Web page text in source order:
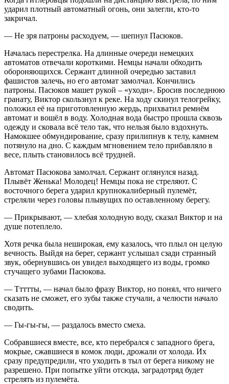
ударил плотный автоматный огонь, они залегли, кто-то
закричал.
— Не зря патроны расходуем, — шепнул Пасюков.
Началась перестрелка. На длинные очереди немецких
автоматов отвечали короткими. Немцы начали обходить
обороняющихся. Сержант длинной очередью заставил
фашистов залечь, но его автомат замолчал. Кончились
патроны. Пасюков машет рукой – «уходи». Бросив последнюю
гранату, Виктор скользнул к реке. На ходу скинул телогрейку,
положил её на приготовленную жердь, прихватил ремнём
автомат и вошёл в воду. Холодная вода быстро прошла сквозь
одежду и сковала всё тело так, что нельзя было вздохнуть.
Намокшее обмундирование, сразу прилипнув к телу, камнем
потянуло на дно. С каждым мгновением тело прибавляло в
весе, плыть становилось всё трудней.
Автомат Пасюкова замолчал. Сержант оглянулся назад.
Плывёт Женька! Молодец! Немцы пока не стреляют. С
восточного берега ударил крупнокалиберный пулемёт,
стреляли через головы плывущих по оставленному берегу.
— Прикрывают, — хлебая холодную воду, сказал Виктор и на
душе потеплело.
Хотя речка была неширокая, ему казалось, что плыл он целую
вечность. Выйдя на берег, сержант услышал сзади странный
звук, обернувшись он увидел выходящего из воды, громко
стучащего зубами Пасюкова.
— Ттттты, — начал было фразу Виктор, но понял, что ничего
сказать не сможет, его зубы также стучали, а челюсти начало
сводить.
— Гы-гы-гы, — раздалось вместо смеха.
Собравшиеся вместе, все, кто перебрался с западного брега,
мокрые, сжавшиеся в комок люди, дрожали от холода. Их
сразу предупредили, что уходить в тыл от берега никому не
разрешено. При попытке уйти отсюда, заградотряд будет
стрелять из пулемёта.